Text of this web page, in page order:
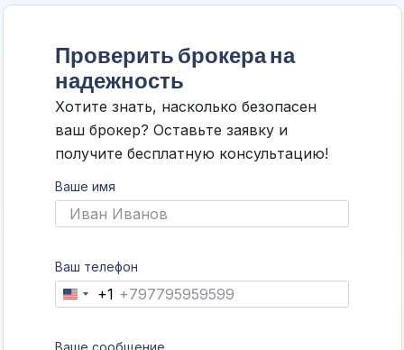
Проверить брокера на
надежность
Хотите знать, насколько безопасен
ваш брокер? Оставьте заявку и
получите бесплатную консультацию!
Ваше имя
Ваш телефон
United
+1